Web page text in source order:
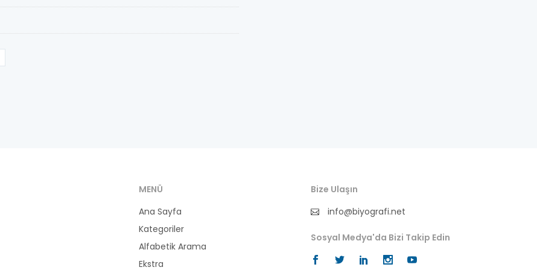
fotoğrafçı
MENÜ
Ana Sayfa
Kategoriler
Alfabetik Arama
Ekstra
Bize Ulaşın
info@biyografi.net
Sosyal Medya'da Bizi Takip Edin